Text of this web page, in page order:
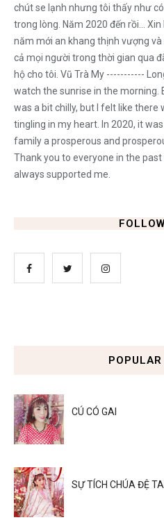
chút se lạnh nhưng tôi thấy như
trong lòng. Năm 2020 đến rồi...
năm mới an khang thịnh vượng
cả mọi người trong thời gian qua
hộ cho tôi. Vũ Trà My -----------
watch the sunrise in the morning.
was a bit chilly, but I felt like
tingling in my heart. In 2020, it
family a prosperous and
Thank you to everyone in the
always supported me.
CÚ CÓ GAI
SỰ TÍCH CHÚA ĐỆ